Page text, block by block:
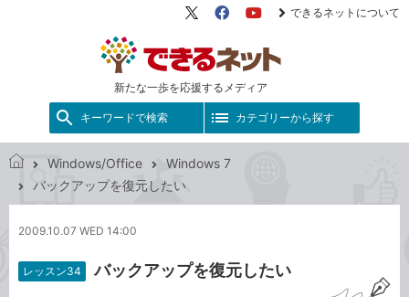
新たな一歩を応援するメディア
X（旧
FacebookYouTube
できるネットについて
キーワードで検索 カテゴリーから探す
ネ
ト
Windows/Office
Windows 7
バックアップを復元したい
2009.10.07 WED 14:00
レッスン34 バックアップを復元したい